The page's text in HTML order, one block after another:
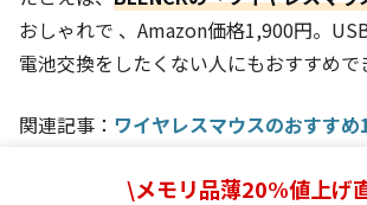
おしゃれで 、Amazon価格1,900円。
電池交換をしたくない人にもおすすめで
関連記事： ワイヤレスマウスのおすす
\メモリ品薄20%値上げ